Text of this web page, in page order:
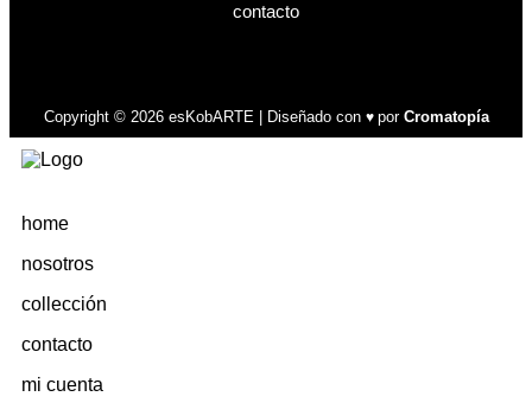
contacto
Copyright © 2026 esKobARTE | Diseñado con ♥ por Cromatopía
home
nosotros
collección
contacto
mi cuenta